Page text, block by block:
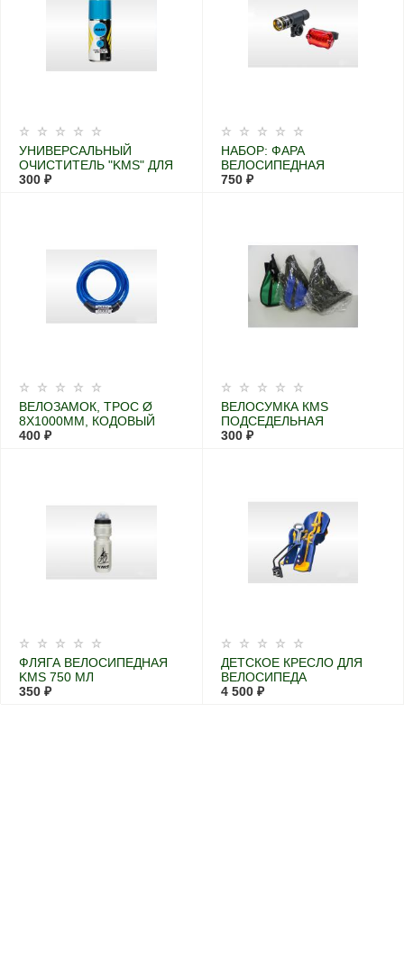
УНИВЕРСАЛЬНЫЙ
ОЧИСТИТЕЛЬ "KMS" ДЛЯ
ЦЕПИ, 170МЛ
300 ₽
НАБОР: ФАРА
ВЕЛОСИПЕДНАЯ
ПЕРЕДНЯЯ С
750 ₽
ВЕЛОЗАМОК, ТРОС Ø
8X1000ММ, КОДОВЫЙ
400 ₽
ВЕЛОСУМКА КМS
ПОДСЕДЕЛЬНАЯ
300 ₽
ФЛЯГА ВЕЛОСИПЕДНАЯ
KMS 750 МЛ
350 ₽
ДЕТСКОЕ КРЕСЛО ДЛЯ
ВЕЛОСИПЕДА
УНИВЕРСАЛЬНОЕ
4 500 ₽